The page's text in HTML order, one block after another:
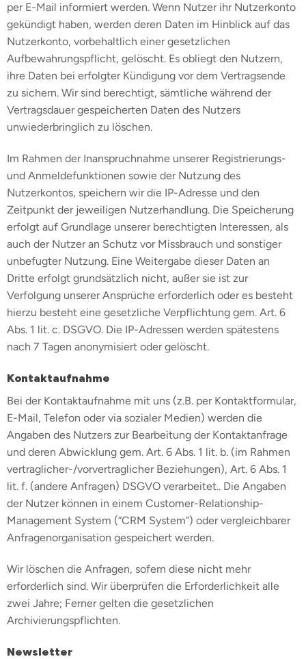
per E-Mail informiert werden. Wenn Nutzer ihr Nutzerkonto
gekündigt haben, werden deren Daten im Hinblick auf das
Nutzerkonto, vorbehaltlich einer gesetzlichen
Aufbewahrungspflicht, gelöscht. Es obliegt den Nutzern,
ihre Daten bei erfolgter Kündigung vor dem Vertragsende
zu sichern. Wir sind berechtigt, sämtliche während der
Vertragsdauer gespeicherten Daten des Nutzers
unwiederbringlich zu löschen.
Im Rahmen der Inanspruchnahme unserer Registrierungs-
und Anmeldefunktionen sowie der Nutzung des
Nutzerkontos, speichern wir die IP-Adresse und den
Zeitpunkt der jeweiligen Nutzerhandlung. Die Speicherung
erfolgt auf Grundlage unserer berechtigten Interessen, als
auch der Nutzer an Schutz vor Missbrauch und sonstiger
unbefugter Nutzung. Eine Weitergabe dieser Daten an
Dritte erfolgt grundsätzlich nicht, außer sie ist zur
Verfolgung unserer Ansprüche erforderlich oder es besteht
hierzu besteht eine gesetzliche Verpflichtung gem. Art. 6
Abs. 1 lit. c. DSGVO. Die IP-Adressen werden spätestens
nach 7 Tagen anonymisiert oder gelöscht.
Kontaktaufnahme
Bei der Kontaktaufnahme mit uns (z.B. per Kontaktformular,
E-Mail, Telefon oder via sozialer Medien) werden die
Angaben des Nutzers zur Bearbeitung der Kontaktanfrage
und deren Abwicklung gem. Art. 6 Abs. 1 lit. b. (im Rahmen
vertraglicher-/vorvertraglicher Beziehungen), Art. 6 Abs. 1
lit. f. (andere Anfragen) DSGVO verarbeitet.. Die Angaben
der Nutzer können in einem Customer-Relationship-
Management System (“CRM System”) oder vergleichbarer
Anfragenorganisation gespeichert werden.
Wir löschen die Anfragen, sofern diese nicht mehr
erforderlich sind. Wir überprüfen die Erforderlichkeit alle
zwei Jahre; Ferner gelten die gesetzlichen
Archivierungspflichten.
Newsletter